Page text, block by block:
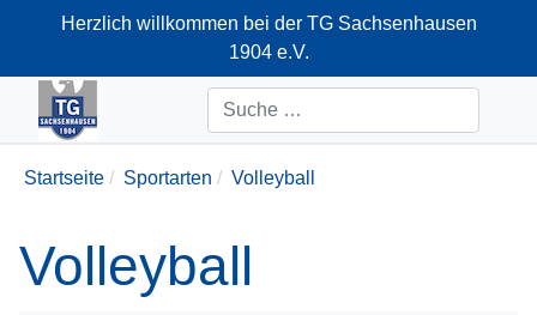
Herzlich willkommen bei der TG Sachsenhausen
1904 e.V.
+49-69-66374712
Suchen
Startseite Sportarten Volleyball
Volleyball